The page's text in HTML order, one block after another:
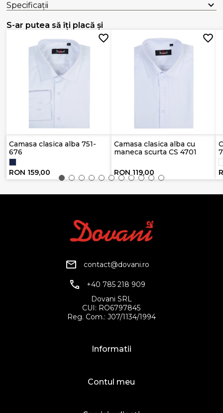
Specificații
S-ar putea să îți placă și
Camasa clasica alba 751-
676
RON 159,00
Camasa clasica alba cu
maneca scurta CS 4701
RON 119,00
contact@dovani.ro
+40 785 218 909
Dovani SRL
CUI: RO6797845
Reg. Com.: J07/1134/1994
Informatii
Contul meu